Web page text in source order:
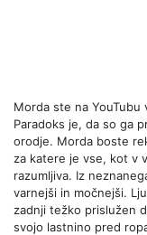
Morda ste na
Paradoks je, da so ga
orodje. Morda boste
za katere je vse, kot v
razumljiva. Iz
varnejši in močnejši.
zadnji težko prislužen
svojo lastnino pred